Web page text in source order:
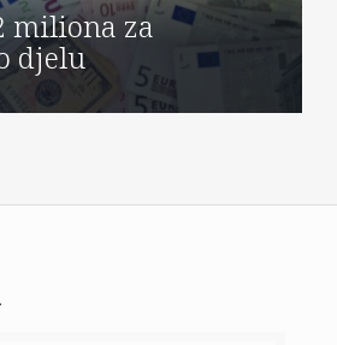
miliona za
djelu